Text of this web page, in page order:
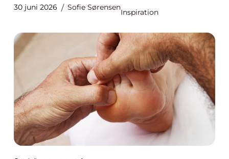
30 juni 2026 Sofie Sørensen
Inspiration